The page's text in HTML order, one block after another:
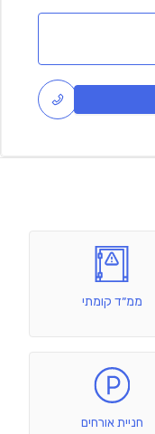
ממ״ד קומתי
חניית אורחים